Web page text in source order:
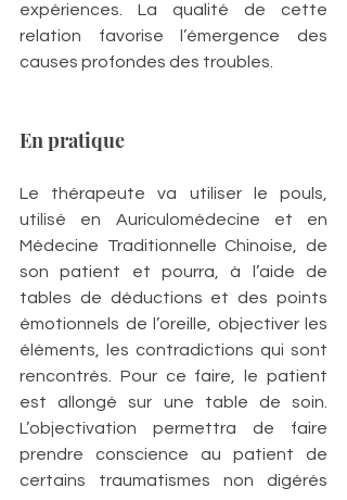
expériences. La qualité de cette
relation favorise l’émergence des
causes profondes des troubles.
En pratique
Le thérapeute va utiliser le pouls,
utilisé en Auriculomédecine et en
Médecine Traditionnelle Chinoise, de
son patient et pourra, à l’aide de
tables de déductions et des points
émotionnels de l’oreille, objectiver les
éléments, les contradictions qui sont
rencontrés. Pour ce faire, le patient
est allongé sur une table de soin.
L’objectivation permettra de faire
prendre conscience au patient de
certains traumatismes non digérés